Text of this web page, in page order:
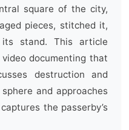
square of the city,
pieces, stitched it,
stand. This article
documenting that
destruction and
and approaches
the passerby’s